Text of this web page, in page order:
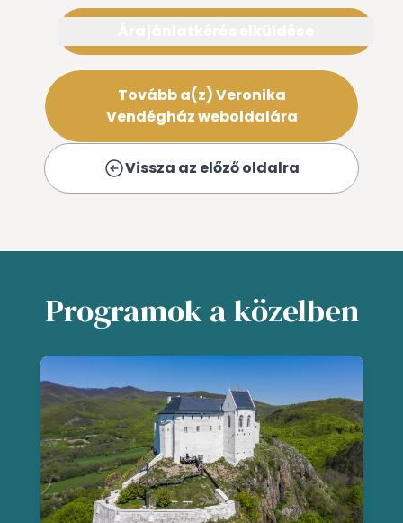
Tovább a(z) Veronika
Vendégház weboldalára
Vissza az előző oldalra
Programok a közelben